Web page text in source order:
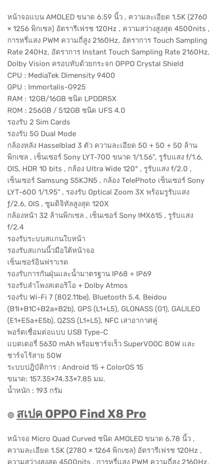
หน้าจอแบน AMOLED ขนาด 6.59 นิ้ว , ความละเอียด 1.5K (2760
× 1256 พิกเซล) อัตรารีเฟรช 120Hz , ความสว่างสูงสุด 4500nits ,
การหรี่แสง PWM ความถี่สูง 2160Hz, อัตราการ Touch Sampling
Rate 240Hz, อัตราการ Instant Touch Sampling Rate 2160Hz,
Dolby Vision ครอบทับด้วยกระจก OPPO Crystal Shield
CPU : MediaTek Dimensity 9400
GPU : Immortalis-G925
RAM : 12GB/16GB ชนิด LPDDR5X
ROM : 256GB / 512GB ชนิด UFS 4.0
รองรับ 2 Sim Cards
รองรับ 5G Dual Mode
กล้องหลัง Hasselblad 3 ตัว ความละเอียด 50 + 50 + 50 ล้าน
พิกเซล , เซ็นเซอร์ Sony LYT-700 ขนาด 1/1.56″, รูรับแสง f/1.6,
OIS, HDR 10 bits , กล้อง Ultra Wide 120° , รูรับแสง f/2.0 ,
เซ็นเซอร์ Samsung S5KJN5 , กล้อง TelePhoto เซ็นเซอร์ Sony
LYT-600 1/1.95″ , รองรับ Optical Zoom 3X พร้อมรูรับแสง
ƒ/2.6, OIS , ซูมดิจิทัลสูงสุด 120X
กล้องหน้า 32 ล้านพิกเซล , เซ็นเซอร์ Sony IMX615 , รูรับแสง
f/2.4
รองรับระบบสแกนใบหน้า
รองรับสแกนนิ้วมือใต้หน้าจอ
เซ็นเซอร์อินฟราเรด
รองรับการกันฝุ่นและน้ำมาตรฐาน IP68 + IP69
รองรับลำโพงสเตอริโอ + Dolby Atmos
รองรับ Wi-Fi 7 (802.11be), Bluetooth 5.4, Beidou
(B1I+B1C+B2a+B2b), GPS (L1+L5), GLONASS (G1), GALILEO
(E1+E5a+E5b), QZSS (L1+L5), NFC เสาอากาศคู่
พอร์ตเชื่อมต่อแบบ USB Type-C
แบตเตอรี่ 5630 mAh พร้อมชาร์จเร็ว SuperVOOC 80W และ
ชาร์จไร้สาย 50W
ระบบปฎิบัติการ : Android 15 + ColorOS 15
ขนาด: 157.35×74.33×7.85 มม.
น้ำหนัก : 193 กรัม
🟢 สเปค OPPO Find X8 Pro
หน้าจอ Micro Quad Curved ชนิด AMOLED ขนาด 6.78 นิ้ว ,
ความละเอียด 1.5K (2780 × 1264 พิกเซล) อัตรารีเฟรช 120Hz ,
ความสว่างสูงสุด 4500nits , การหรี่แสง PWM ความถี่สูง 2160Hz,